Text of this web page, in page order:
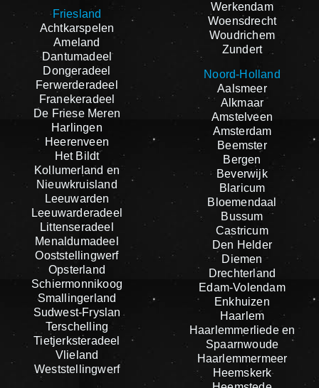
Friesland
Achtkarspelen
Ameland
Dantumadeel
Dongeradeel
Ferwerderadeel
Franekeradeel
De Friese Meren
Harlingen
Heerenveen
Het Bildt
Kollumerland en
Nieuwkruisland
Leeuwarden
Leeuwarderadeel
Littenseradeel
Menaldumadeel
Ooststellingwerf
Opsterland
Schiermonnikoog
Smallingerland
Sudwest-Fryslan
Terschelling
Tietjerksteradeel
Vlieland
Weststellingwerf
Werkendam
Woensdrecht
Woudrichem
Zundert
Noord-Holland
Aalsmeer
Alkmaar
Amstelveen
Amsterdam
Beemster
Bergen
Beverwijk
Blaricum
Bloemendaal
Bussum
Castricum
Den Helder
Diemen
Drechterland
Edam-Volendam
Enkhuizen
Haarlem
Haarlemmerliede en
Spaarnwoude
Haarlemmermeer
Heemskerk